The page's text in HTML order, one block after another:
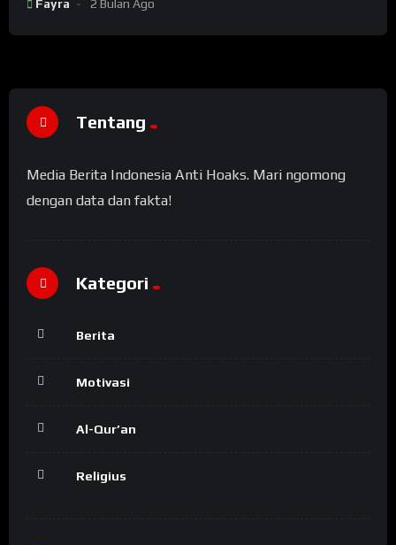
Fayra 2 Bulan Ago
Tentang
Media Berita Indonesia Anti Hoaks. Mari ngomong
dengan data dan fakta!
Kategori
Berita
Motivasi
Al-Qur’an
Religius